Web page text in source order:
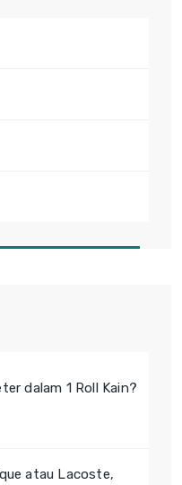
dalam 1 Roll Kain?
atau Lacoste,